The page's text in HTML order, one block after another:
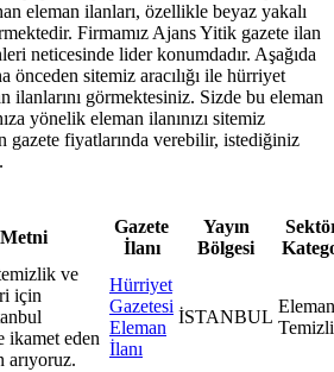
eleman ilanları, özellikle beyaz yakalı
Firmamız Ajans Yitik gazete ilan
neticesinde lider konumdadır. Aşağıda
önceden sitemiz aracılığı ile hürriyet
ilanlarını görmektesiniz. Sizde bu eleman
yönelik eleman ilanınızı sitemiz
gazete fiyatlarında verebilir, istediğiniz
Gazete
İlanı
Yayın
Bölgesi
ve
için
ikamet eden
arıyoruz.
Hürriyet
Gazetesi
Eleman
İlanı
İSTANBUL